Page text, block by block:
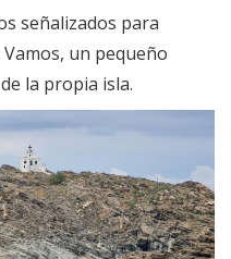
señalizados para
un pequeño
la propia isla.